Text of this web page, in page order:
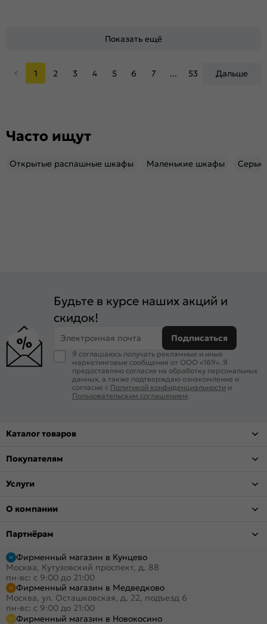
Показать ещё
1 2 3 4 5 6 7 ... 53 Дальше
Часто ищут
Открытые распашные шкафы Маленькие шкафы Серые
Будьте в курсе наших акций и
скидок!
Электронная почта Подписаться
Я соглашаюсь получать рекламные и иные
маркетинговые сообщения от ООО «169». Я
предоставляю согласие на обработку персональных
данных, а также подтверждаю ознакомление и
согласие с Политикой конфиденциальности и
Пользовательским соглашением
Каталог товаров
Покупателям
Услуги
О компании
Партнёрам
Фирменный магазин в Кунцево
Москва, Кутузовский проспект, д. 88
пн-вс: с 9:00 до 21:00
Фирменный магазин в Медведково
Москва, ул. Осташковская, д. 22, подъезд 6
пн-вс: с 9:00 до 21:00
Фирменный магазин в Новокосино